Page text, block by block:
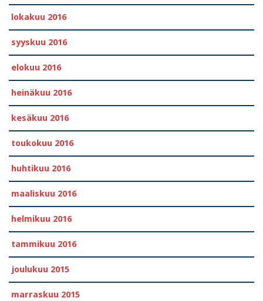
lokakuu 2016
syyskuu 2016
elokuu 2016
heinäkuu 2016
kesäkuu 2016
toukokuu 2016
huhtikuu 2016
maaliskuu 2016
helmikuu 2016
tammikuu 2016
joulukuu 2015
marraskuu 2015